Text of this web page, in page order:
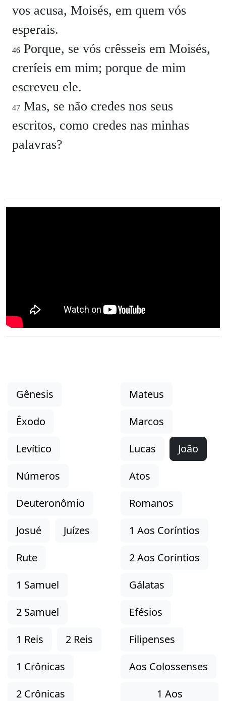
vos acusa, Moisés, em quem vós
esperais.
46 Porque, se vós crêsseis em Moisés,
creríeis em mim; porque de mim
escreveu ele.
47 Mas, se não credes nos seus
escritos, como credes nas minhas
palavras?
Gênesis
Êxodo
Levítico
Números
Deuteronômio
Josué
Juízes
Rute
1 Samuel
2 Samuel
1 Reis
2 Reis
1 Crônicas
2 Crônicas
Mateus
Marcos
Lucas
João
Atos
Romanos
1 Aos Coríntios
2 Aos Coríntios
Gálatas
Efésios
Filipenses
Aos Colossenses
1 Aos